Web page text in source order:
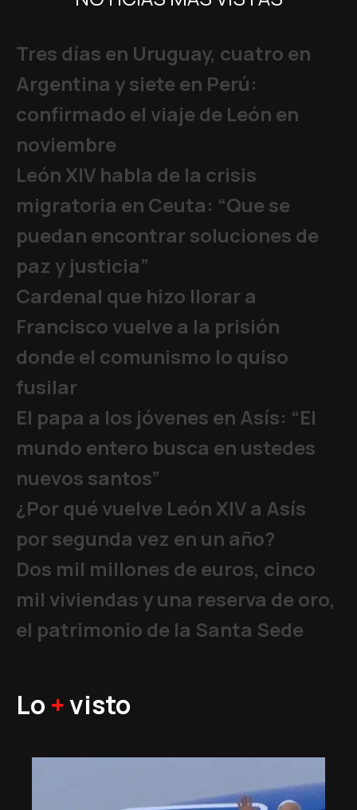
Tres días en Uruguay, cuatro en
Argentina y siete en Perú:
confirmado el viaje de León en
noviembre
León XIV habla de la crisis
migratoria en Ceuta: “Que se
puedan encontrar soluciones de
paz y justicia”
Cardenal que hizo llorar a
Francisco vuelve a la prisión
donde el comunismo lo quiso
fusilar
El papa a los jóvenes en Asís: “El
mundo entero busca en ustedes
nuevos santos”
¿Por qué vuelve León XIV a Asís
por segunda vez en un año?
Dos mil millones de euros, cinco
mil viviendas y una reserva de oro,
el patrimonio de la Santa Sede
Lo +visto